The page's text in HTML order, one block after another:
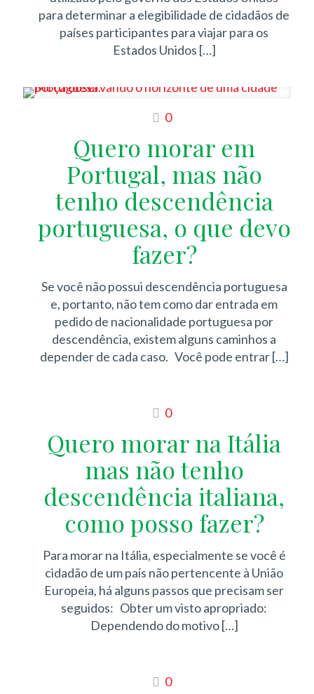
para determinar a elegibilidade de cidadãos de
países participantes para viajar para os
Estados Unidos […]
0
Quero morar em
Portugal, mas não
tenho descendência
portuguesa, o que devo
fazer?
Se você não possui descendência portuguesa
e, portanto, não tem como dar entrada em
pedido de nacionalidade portuguesa por
descendência, existem alguns caminhos a
depender de cada caso. Você pode entrar[…]
0
Quero morar na Itália
mas não tenho
descendência italiana,
como posso fazer?
Para morar na Itália, especialmente se você é
cidadão de um país não pertencente à União
Europeia, há alguns passos que precisam ser
seguidos: Obter um visto apropriado:
Dependendo do motivo[…]
0